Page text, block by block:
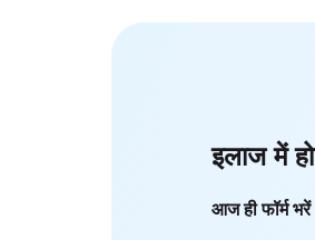
इलाज में
आज ही फॉर्म